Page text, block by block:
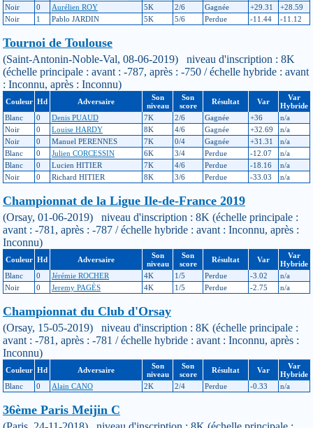
Noir
0 Aurélien ROY 5K 2/6 Gagnée +29.31
+28.59
Noir
1 Pablo JARDIN 5K 5/6 Perdue -11.44 -11.12
Tournoi de Toulouse
(Saint-Antonin-Noble-Val, 08-06-2019) niveau d'inscription : 8K
(échelle principale : avant : -787, après : -750 / échelle hybride : avant
: Inconnu, après : Inconnu)
Couleur Hd Adversaire
Son
niveau
Son
score
Résultat Var
Var
Hybride
Blanc
0 Denis PUAUD 7K 2/6 Gagnée +36
n/a
Noir
0 Louise HARDY 8K 4/6 Gagnée +32.69
n/a
Noir
0 Manuel PERENNES 7K 0/4 Gagnée +31.31
n/a
Blanc
0 Julien CORCESSIN 6K 3/4 Perdue -12.07
n/a
Blanc
0 Lucien HITIER 7K 4/6 Perdue -18.16
n/a
Noir
0 Richard HITIER 8K 3/6 Perdue -33.03 n/a
Championnat de la Ligue Ile-de-France 2019
(Orsay, 01-06-2019) niveau d'inscription : 8K (échelle principale :
avant : -781, après : -787 / échelle hybride : avant : Inconnu, après :
Inconnu)
Couleur Hd Adversaire
Son
niveau
Son
score
Résultat Var
Var
Hybride
Blanc
0 Jérémie ROCHER 4K 1/5 Perdue -3.02
n/a
Noir
0 Jeremy PAGÈS 4K 1/5 Perdue -2.75 n/a
Championnat du Club d'Orsay
(Orsay, 15-05-2019) niveau d'inscription : 8K (échelle principale :
avant : -781, après : -781 / échelle hybride : avant : Inconnu, après :
Inconnu)
Couleur Hd Adversaire
Son
niveau
Son
score
Résultat Var
Var
Hybride
Blanc
0 Alain CANO 2K 2/4 Perdue -0.33 n/a
36ème Paris Meijin C